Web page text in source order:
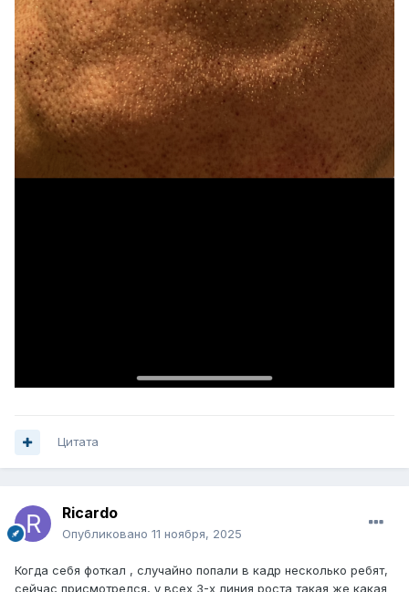
Цитата
Ricardo
Опубликовано 11 ноября, 2025
Когда себя фоткал , случайно попали в кадр несколько ребят,
сейчас присмотрелся, у всех 3-х линия роста такая же какая